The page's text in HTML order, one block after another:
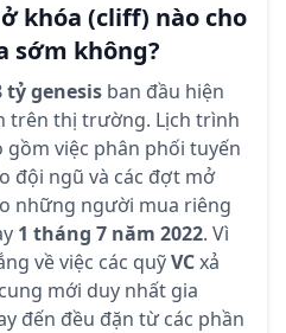
khóa (cliff) nào cho
sớm không?
tỷ genesis ban đầu hiện
trên thị trường. Lịch trình
việc phân phối tuyến
đội ngũ và các đợt mở
những người mua riêng
1 tháng 7 năm 2022. Vì
về việc các quỹVCxả
mới duy nhất gia
đến đều đặn từ các phần